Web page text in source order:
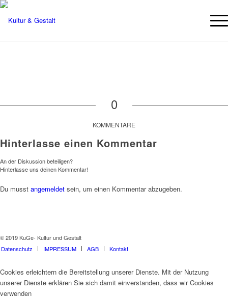
0
KOMMENTARE
Hinterlasse einen Kommentar
An der Diskussion beteiligen?
Hinterlasse uns deinen Kommentar!
Du musst angemeldet sein, um einen Kommentar abzugeben.
© 2019 KuGe- Kultur und Gestalt
Datenschutz
IMPRESSUM AGB Kontakt
Cookies erleichtern die Bereitstellung unserer Dienste. Mit der Nutzung
unserer Dienste erklären Sie sich damit einverstanden, dass wir Cookies
verwenden